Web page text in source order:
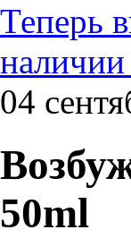
Теперь
наличии
04
50ml